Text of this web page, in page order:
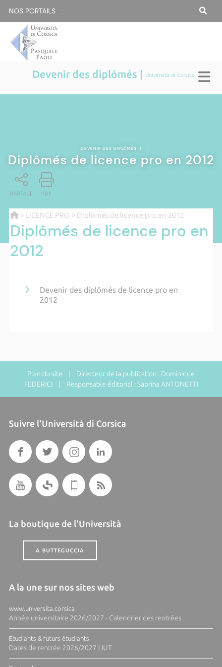
NOS PORTAILS :
Devenir des diplômés | Università di Corsica
DEVENIR DES DIPLÔMÉS |
Diplômés de licence pro en 2012
PARTAGE PDF
> LICENCE PRO > Diplômés de licence pro en 2012
Diplômés de licence pro en
2012
Devenir des diplômés de licence pro en
2012
Plan du site | Directeur de la publication : Dominique
FEDERICI | Responsable éditorial : Sabrina ANTONETTI
Suivre l'Università di Corsica
La boutique de l'Università
A BUTTEGUCCIA
A la une sur nos sites web
www.universita.corsica
Année universitaire 2026/2027 - Calendrier des rentrées
Etudiants & futurs étudiants
Dates de rentrée 2026/2027 | IUT